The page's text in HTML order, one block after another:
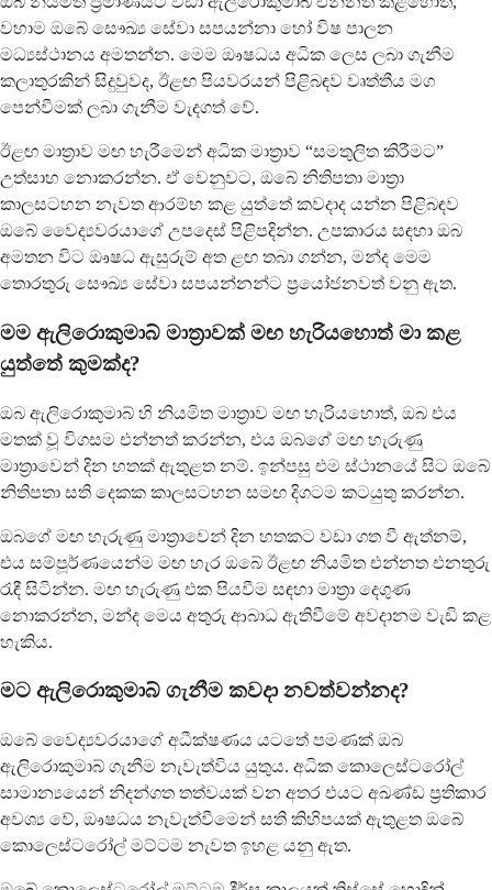
වහාම ඔබේ සෞඛ්‍ය සේවා සපයන්නා හෝ විෂ පාලන
මධ්‍යස්ථානය අමතන්න. මෙම ඖෂධය අධික ලෙස ලබා ගැනීම
කලාතුරකින් සිදුවුවද, ඊළඟ පියවරයන් පිළිබඳව වෘත්තීය මග
පෙන්වීමක් ලබා ගැනීම වැදගත් වේ.
ඊළඟ මාත්‍රාව මඟ හැරීමෙන් අධික මාත්‍රාව “සමතුලිත කිරීමට”
උත්සාහ නොකරන්න. ඒ වෙනුවට, ඔබේ නිතිපතා මාත්‍රා
කාලසටහන නැවත ආරම්භ කළ යුත්තේ කවදාද යන්න පිළිබඳව
ඔබේ වෛද්‍යවරයාගේ උපදෙස් පිළිපදින්න. උපකාරය සඳහා ඔබ
අමතන විට ඖෂධ ඇසුරුම් අත ළඟ තබා ගන්න, මන්ද මෙම
තොරතුරු සෞඛ්‍ය සේවා සපයන්නන්ට ප්‍රයෝජනවත් වනු ඇත.
මම ඇලි‍රොකුමාබ් මාත්‍රාවක් මඟ හැරියහොත් මා කළ
යුත්තේ කුමක්ද?
ඔබ ඇලි‍රොකුමාබ් හි නියමිත මාත්‍රාව මඟ හැරියහොත්, ඔබ එය
මතක් වූ විගසම එන්නත් කරන්න, එය ඔබගේ මඟ හැරුණු
මාත්‍රාවෙන් දින හතක් ඇතුළත නම්. ඉන්පසු එම ස්ථානයේ සිට ඔබේ
නිතිපතා සති දෙකක කාලසටහන සමඟ දිගටම කටයුතු කරන්න.
ඔබගේ මඟ හැරුණු මාත්‍රාවෙන් දින හතකට වඩා ගත වී ඇත්නම්,
එය සම්පූර්ණයෙන්ම මඟ හැර ඔබේ ඊළඟ නියමිත එන්නත එනතුරු
රැඳී සිටින්න. මඟ හැරුණු එක පියවීම සඳහා මාත්‍රා දෙගුණ
නොකරන්න, මන්ද මෙය අතුරු ආබාධ ඇතිවීමේ අවදානම වැඩි කළ
හැකිය.
මට ඇලි‍රොකුමාබ් ගැනීම කවදා නවත්වන්නද?
ඔබේ වෛද්‍යවරයාගේ අධීක්ෂණය යටතේ පමණක් ඔබ
ඇලි‍රොකුමාබ් ගැනීම නැවැත්විය යුතුය. අධික කොලෙස්ටරෝල්
සාමාන්‍යයෙන් නිදන්ගත තත්වයක් වන අතර එයට අඛණ්ඩ ප්‍රතිකාර
අවශ්‍ය වේ, ඖෂධය නැවැත්වීමෙන් සති කිහිපයක් ඇතුළත ඔබේ
කොලෙස්ටරෝල් මට්ටම නැවත ඉහළ යනු ඇත.